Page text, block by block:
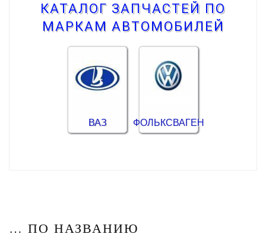
КАТАЛОГ ЗАПЧАСТЕЙ ПО
МАРКАМ АВТОМОБИЛЕЙ
ВАЗ ФОЛЬКСВАГЕН
… ПО НАЗВАНИЮ